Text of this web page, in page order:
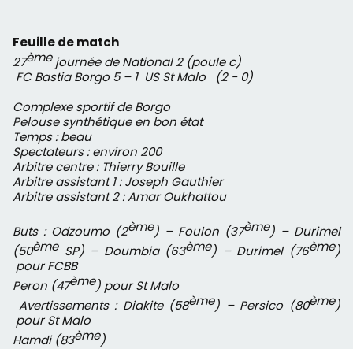
Feuille de match
27èmejournée de National 2 (poule c)
FC Bastia Borgo 5 – 1 US St Malo (2 - 0)
Complexe sportif de Borgo
Pelouse synthétique en bon état
Temps : beau
Spectateurs : environ 200
Arbitre centre : Thierry Bouille
Arbitre assistant 1 : Joseph Gauthier
Arbitre assistant 2 : Amar Oukhattou
Buts : Odzoumo (2ème) – Foulon (37ème) – Durimel
(50èmeSP) – Doumbia (63ème) – Durimel (76ème)
pour FCBB
Peron (47ème) pour St Malo
Avertissements : Diakite (58ème) – Persico (80ème)
pour St Malo
Hamdi (83ème)